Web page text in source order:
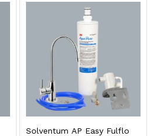
Solventum AP Easy Fulflo
En Filtración